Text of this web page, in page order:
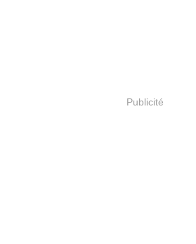
Publicité